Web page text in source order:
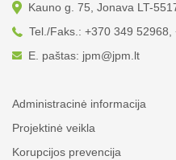
Kauno g. 75, Jonava LT-
Tel./Faks.: +370 349 52968,
E. paštas: jpm@jpm.lt
Administracinė informacija
Projektinė veikla
Korupcijos prevencija